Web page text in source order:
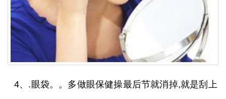
4、.眼袋。。多做眼保健操最后节就消掉,就是刮上